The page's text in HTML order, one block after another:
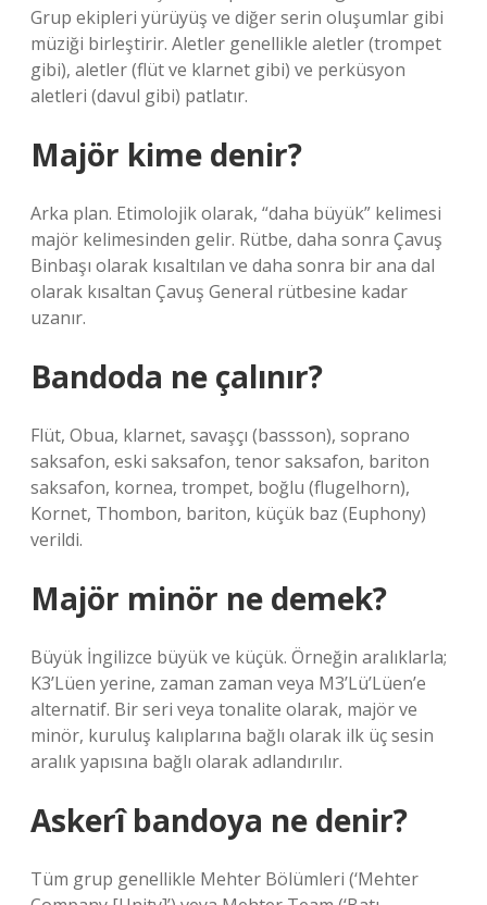
Grup ekipleri yürüyüş ve diğer serin oluşumlar gibi
müziği birleştirir. Aletler genellikle aletler (trompet
gibi), aletler (flüt ve klarnet gibi) ve perküsyon
aletleri (davul gibi) patlatır.
Majör kime denir?
Arka plan. Etimolojik olarak, “daha büyük” kelimesi
majör kelimesinden gelir. Rütbe, daha sonra Çavuş
Binbaşı olarak kısaltılan ve daha sonra bir ana dal
olarak kısaltan Çavuş General rütbesine kadar
uzanır.
Bandoda ne çalınır?
Flüt, Obua, klarnet, savaşçı (bassson), soprano
saksafon, eski saksafon, tenor saksafon, bariton
saksafon, kornea, trompet, boğlu (flugelhorn),
Kornet, Thombon, bariton, küçük baz (Euphony)
verildi.
Majör minör ne demek?
Büyük İngilizce büyük ve küçük. Örneğin aralıklarla;
K3’Lüen yerine, zaman zaman veya M3’Lü’Lüen’e
alternatif. Bir seri veya tonalite olarak, majör ve
minör, kuruluş kalıplarına bağlı olarak ilk üç sesin
aralık yapısına bağlı olarak adlandırılır.
Askerî bandoya ne denir?
Tüm grup genellikle Mehter Bölümleri (‘Mehter